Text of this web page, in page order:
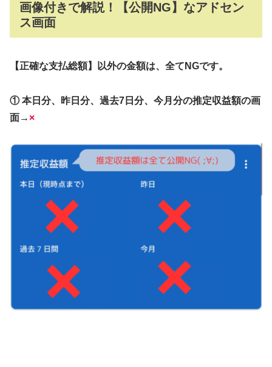
画像付きで解説！【公開NG】なアドセン
ス画面
【正確な支払総額】以外の金額は、全てNGです。
① 本日分、昨日分、過去7日分、今月分の推定収益額の画
面→×